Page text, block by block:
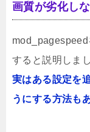
画質が劣化し
すると説明しまし
実はある設定を
うにする方法も